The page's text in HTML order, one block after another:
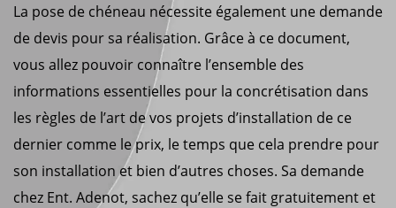
La pose de chéneau nécessite également une demande
de devis pour sa réalisation. Grâce à ce document,
vous allez pouvoir connaître l’ensemble des
informations essentielles pour la concrétisation dans
les règles de l’art de vos projets d’installation de ce
dernier comme le prix, le temps que cela prendre pour
son installation et bien d’autres choses. Sa demande
chez Ent. Adenot, sachez qu’elle se fait gratuitement et